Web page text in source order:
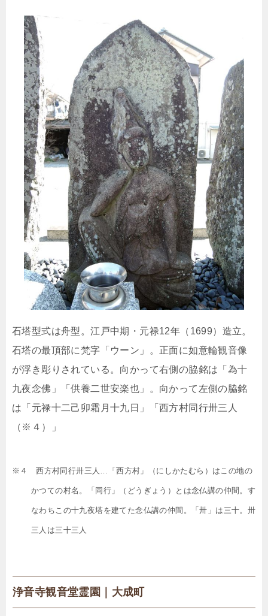
石塔型式は舟型。江戸中期・元禄12年（1699）造立。
石塔の最頂部に梵字「ウーン」。正面に如意輪観音像
が浮き彫りされている。向かって右側の脇銘は「為十
九夜念佛」「供養二世安楽也」。向かって左側の脇銘
は「元禄十二己卯霜月十九日」「西方村同行卅三人
（※４）」
※４ 西方村同行卅三人…「西方村」（にしかたむら）はこの地の
かつての村名。「同行」（どうぎょう）とは念仏講の仲間。す
なわちこの十九夜塔を建てた念仏講の仲間。「卅」は三十。卅
三人は三十三人
浄音寺観音堂霊園｜大成町